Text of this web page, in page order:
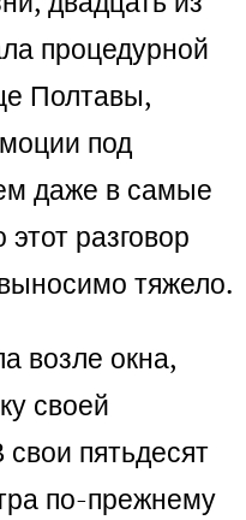
процедурной
Полтавы,
под
даже в самые
разговор
тяжело.
возле окна,
своей
пятьдесят
по-прежнему